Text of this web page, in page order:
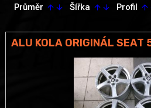
Průměr arrow_upward arrow_downward Šířka arrow_upward arrow_downward Profil arrow_upward
ALU KOLA ORIGINÁL SEAT